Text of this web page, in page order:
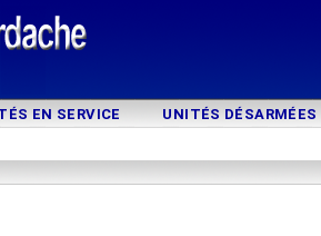
EN SERVICE UNITÉS DÉSARMÉES